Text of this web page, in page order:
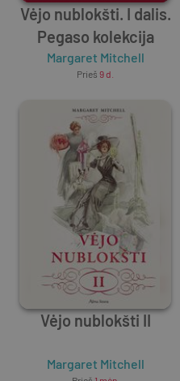
Vėjo nublokšti. I dalis.
Pegaso kolekcija
Margaret Mitchell
Prieš 9 d.
Vėjo nublokšti II
Margaret Mitchell